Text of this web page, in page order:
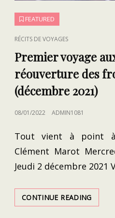
FEATURED
CAT
LINKS
RÉCITS DE VOYAGES
Premier voyage
réouverture des
(décembre 2021)
POSTED
08/01/2022 ADMIN1081
Tout vient à point
Clément Marot
Jeudi 2 décembre 2021
CONTINUE READING
VOYAGE